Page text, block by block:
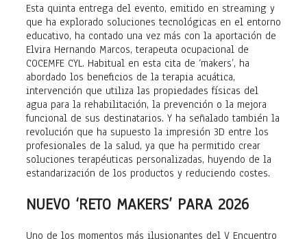
Esta quinta entrega del evento, emitido en streaming y
que ha explorado soluciones tecnológicas en el entorno
educativo, ha contado una vez más con la aportación de
Elvira Hernando Marcos, terapeuta ocupacional de
COCEMFE CYL. Habitual en esta cita de ‘makers’, ha
abordado los beneficios de la terapia acuática,
intervención que utiliza las propiedades físicas del
agua para la rehabilitación, la prevención o la mejora
funcional de sus destinatarios. Y ha señalado también la
revolución que ha supuesto la impresión 3D entre los
profesionales de la salud, ya que ha permitido crear
soluciones terapéuticas personalizadas, huyendo de la
estandarización de los productos y reduciendo costes.
NUEVO ‘RETO MAKERS’ PARA 2026
Uno de los momentos más ilusionantes del V Encuentro